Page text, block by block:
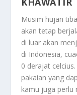
Musim hujan
akan tetap
di luar akan
di Indonesia,
0 derajat
pakaian yang
kamu juga perlu